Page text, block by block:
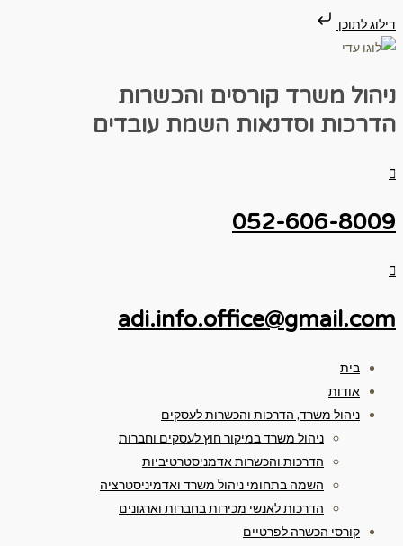
דילוג לתוכן
ניהול משרד קורסים והכשרות
הדרכות וסדנאות השמת עובדים
052-606-8009
adi.info.office@gmail.com
בית
אודות
ניהול משרד, הדרכות והכשרות לעסקים
ניהול משרד במיקור חוץ לעסקים וחברות
הדרכות והכשרות אדמניסטרטיביות
השמה בתחומי ניהול משרד ואדמיניסטרציה
הדרכות לאנשי מכירות בחברות וארגונים
קורסי הכשרה לפרטיים